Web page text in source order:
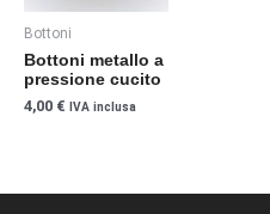
Bottoni
Bottoni metallo a
pressione cucito
4,00 € IVA inclusa
Le
opzioni
possono
essere
scelte
del